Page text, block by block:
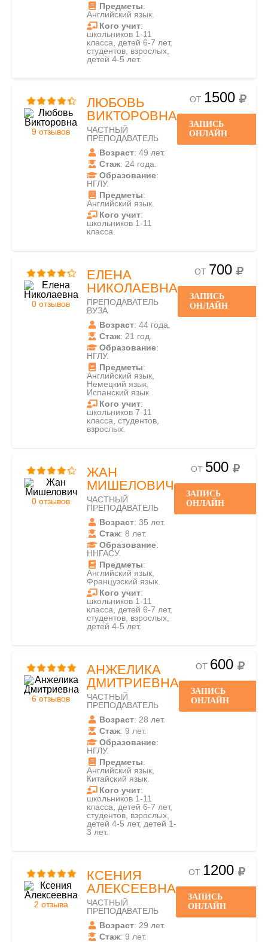
Предметы:
Английский язык.
Кого учит:
школьников 1-11
класса, детей 6-7 лет,
студентов, взрослых,
детей 4-5 лет.
9 отзывов
ЛЮБОВЬ
ВИКТОРОВНА
ЧАСТНЫЙ
ПРЕПОДАВАТЕЛЬ
Возраст: 49 лет.
Стаж: 24 года.
Образование:
НГЛУ.
Предметы:
Английский язык.
Кого учит:
школьников 1-11
класса.
ОТ 1500
ЗАПИСЬ
ОНЛАЙН
0 отзывов
ЕЛЕНА
НИКОЛАЕВНА
ПРЕПОДАВАТЕЛЬ
ВУЗА
Возраст: 44 года.
Стаж: 21 год.
Образование:
НГЛУ.
Предметы:
Английский язык,
Немецкий язык,
Испанский язык.
Кого учит:
школьников 7-11
класса, студентов,
взрослых.
ОТ 700
ЗАПИСЬ
ОНЛАЙН
0 отзывов
ЖАН
МИШЕЛОВИЧ
ЧАСТНЫЙ
ПРЕПОДАВАТЕЛЬ
Возраст: 35 лет.
Стаж: 8 лет.
Образование:
ННГАСУ.
Предметы:
Английский язык,
Французский язык.
Кого учит:
школьников 1-11
класса, детей 6-7 лет,
студентов, взрослых,
детей 4-5 лет.
ОТ 500
ЗАПИСЬ
ОНЛАЙН
6 отзывов
АНЖЕЛИКА
ДМИТРИЕВНА
ЧАСТНЫЙ
ПРЕПОДАВАТЕЛЬ
Возраст: 28 лет.
Стаж: 9 лет.
Образование:
НГЛУ.
Предметы:
Английский язык,
Китайский язык.
Кого учит:
школьников 1-11
класса, детей 6-7 лет,
студентов, взрослых,
детей 4-5 лет, детей 1-
3 лет.
ОТ 600
ЗАПИСЬ
ОНЛАЙН
2 отзыва
КСЕНИЯ
АЛЕКСЕЕВНА
ЧАСТНЫЙ
ПРЕПОДАВАТЕЛЬ
Возраст: 29 лет.
Стаж: 9 лет.
ОТ 1200
ЗАПИСЬ
ОНЛАЙН